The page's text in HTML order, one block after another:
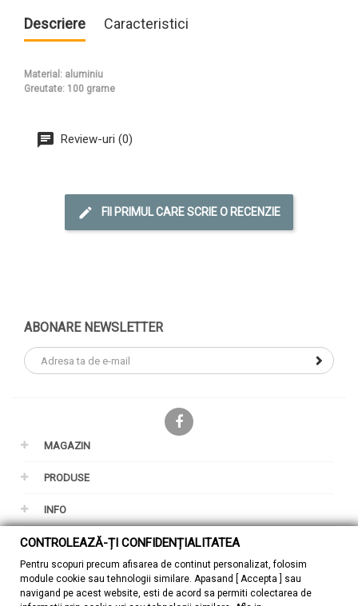
Descriere Caracteristici
Material: aluminiu
Greutate: 100 grame
Review-uri (0)
FII PRIMUL CARE SCRIE O RECENZIE
ABONARE NEWSLETTER
MAGAZIN
PRODUSE
INFO
CONTUL TAU
GDPR
CONTROLEAZĂ-ȚI CONFIDENȚIALITATEA
Pentru scopuri precum afisarea de continut personalizat, folosim
module cookie sau tehnologii similare. Apasand [ Accepta ] sau
navigand pe acest website, esti de acord sa permiti colectarea de